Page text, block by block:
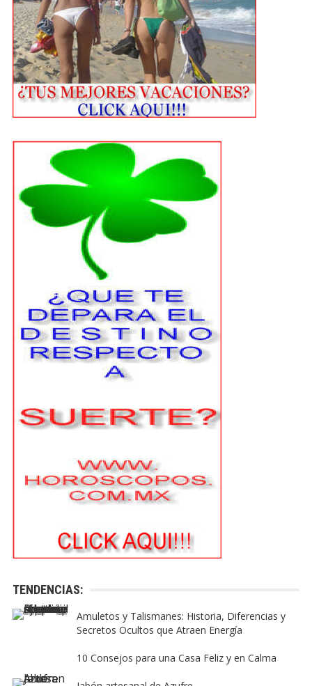
TENDENCIAS:
Amuletos y Talismanes: Historia, Diferencias y
Secretos Ocultos que Atraen Energía
10 Consejos para una Casa Feliz y en Calma